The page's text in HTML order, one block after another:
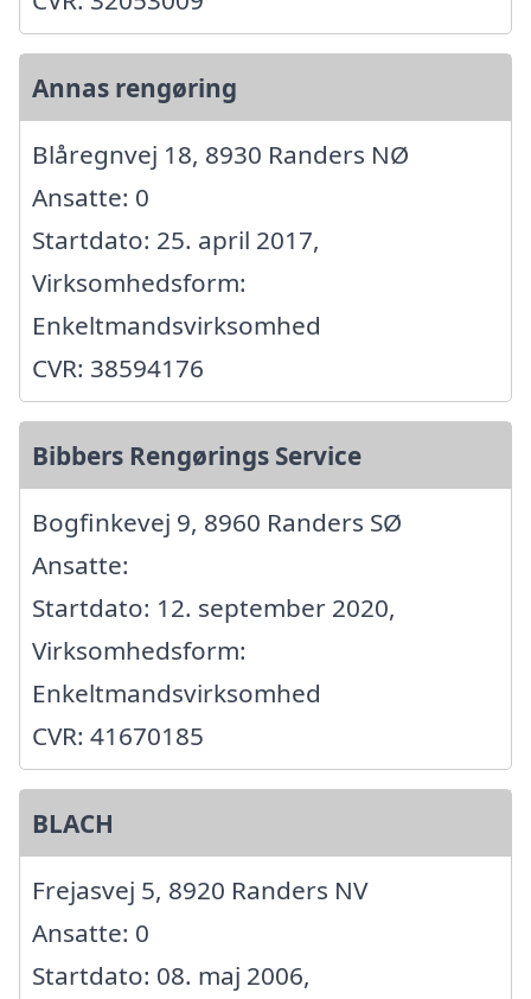
Annas rengøring
Blåregnvej 18, 8930 Randers NØ
Ansatte: 0
Startdato: 25. april 2017,
Virksomhedsform:
Enkeltmandsvirksomhed
CVR: 38594176
Bibbers Rengørings Service
Bogfinkevej 9, 8960 Randers SØ
Ansatte:
Startdato: 12. september 2020,
Virksomhedsform:
Enkeltmandsvirksomhed
CVR: 41670185
BLACH
Frejasvej 5, 8920 Randers NV
Ansatte: 0
Startdato: 08. maj 2006,